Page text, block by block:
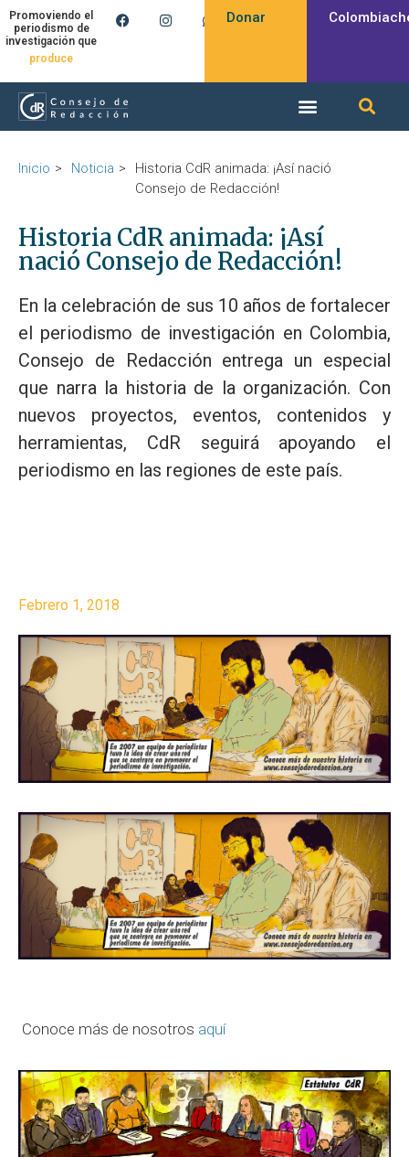
Promoviendo el
periodismo de
investigación que
inspira
Donar
Inicio Noticia
Historia CdR animada: ¡Así nació
Consejo de Redacción!
Historia CdR animada: ¡Así
nació Consejo de Redacción!
En la celebración de sus 10 años de fortalecer
el periodismo de investigación en Colombia,
Consejo de Redacción entrega un especial
que narra la historia de la organización. Con
nuevos proyectos, eventos, contenidos y
herramientas, CdR seguirá apoyando el
periodismo en las regiones de este país.
Febrero 1, 2018
Conoce más de nosotros aquí